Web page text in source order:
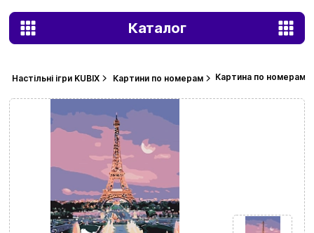
Каталог
Настільні ігри KUBIX Картини по номерам Картина по номерам